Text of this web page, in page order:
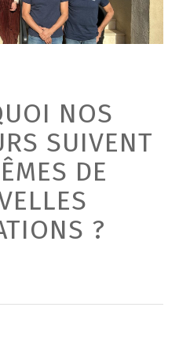
NOS
SUIVENT
DE
?